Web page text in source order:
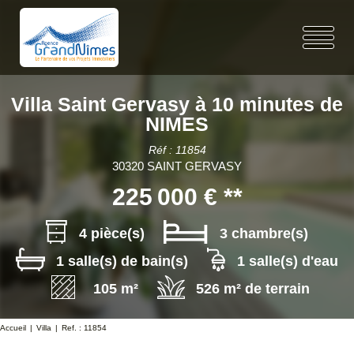
Villa Saint Gervasy à 10 minutes de
NIMES
Réf : 11854
30320 SAINT GERVASY
225 000 € **
4 pièce(s)
3 chambre(s)
1 salle(s) de bain(s)
1 salle(s) d'eau
105 m²
526 m² de terrain
Accueil Villa Ref. : 11854